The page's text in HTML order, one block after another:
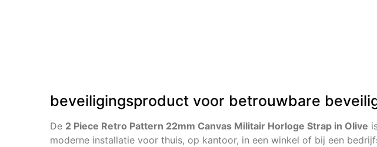
beveiligingsproduct voor betrouwbare
De 2 Piece Retro Pattern 22mm Canvas Militair Horloge Strap in Olive
moderne installatie voor thuis, op kantoor, in een winkel of bij een